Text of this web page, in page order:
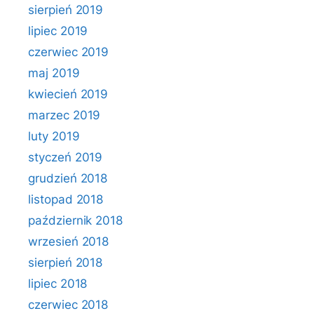
sierpień 2019
lipiec 2019
czerwiec 2019
maj 2019
kwiecień 2019
marzec 2019
luty 2019
styczeń 2019
grudzień 2018
listopad 2018
październik 2018
wrzesień 2018
sierpień 2018
lipiec 2018
czerwiec 2018